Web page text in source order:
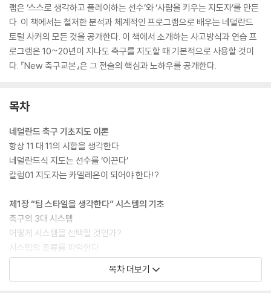
램은 ‘스스로 생각하고 플레이하는 선수’와 ‘사람을 키우는 지도자’를 만든
다. 이 책에서는 철저한 분석과 체계적인 프로그램으로 배우는 네덜란드
토털 사커의 모든 것을 공개한다. 이 책에서 소개하는 사고방식과 연습 프
로그램은 10~20년이 지나도 축구를 지도할 때 기본적으로 사용할 것이
다. 『New 축구교본』은 그 전술의 핵심과 노하우를 공개한다.
목차
네덜란드 축구 기초지도 이론
항상 11 대 11의 시합을 생각한다
네덜란드식 지도는 선수를 ‘이끈다’
칼럼01 지도자는 카멜레온이 되어야 한다!?
제1장 “팀 스타일을 생각한다” 시스템의 기초
축구의 3대 시스템
어떻게 시스템을 선택할 것인가?
시스템의 종류를 파악한다
상대팀과 시합할 때 시스템이 어떻게 돌아가는지를 배우자
육성 세대(초심자용)의 시스템에 대해
목차 더보기